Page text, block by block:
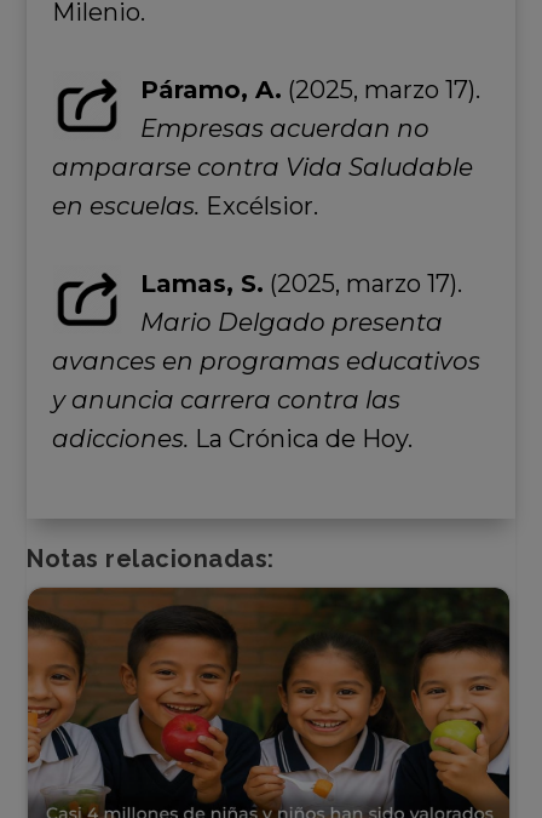
Milenio.
Páramo, A. (2025, marzo 17).
Empresas acuerdan no
ampararse contra Vida Saludable
en escuelas. Excélsior.
Lamas, S. (2025, marzo 17).
Mario Delgado presenta
avances en programas educativos
y anuncia carrera contra las
adicciones. La Crónica de Hoy.
Notas relacionadas: